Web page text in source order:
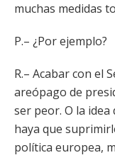
muchas medidas
P.– ¿Por ejemplo?
R.– Acabar con el
areópago de
ser peor. O la idea
haya que
política europea,